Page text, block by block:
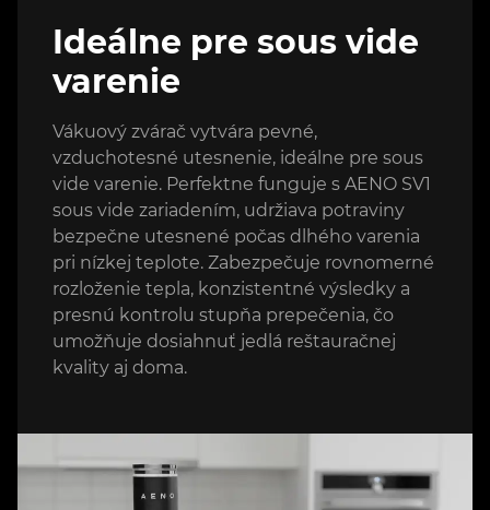
Ideálne pre sous vide
varenie
Vákuový zvárač vytvára pevné,
vzduchotesné utesnenie, ideálne pre sous
vide varenie. Perfektne funguje s AENO SV1
sous vide zariadením, udržiava potraviny
bezpečne utesnené počas dlhého varenia
pri nízkej teplote. Zabezpečuje rovnomerné
rozloženie tepla, konzistentné výsledky a
presnú kontrolu stupňa prepečenia, čo
umožňuje dosiahnuť jedlá reštauračnej
kvality aj doma.